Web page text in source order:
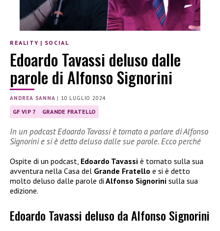
REALITY | SOCIAL
Edoardo Tavassi deluso dalle
parole di Alfonso Signorini
ANDREA SANNA | 10 LUGLIO 2024
GF VIP 7 GRANDE FRATELLO
In un podcast Edoardo Tavassi è tornato a parlare di Alfonso
Signorini e si è detto deluso dalle sue parole. Ecco perché
Ospite di un podcast, Edoardo Tavassi è tornato sulla sua
avventura nella Casa del Grande Fratello e si è detto
molto deluso dalle parole di Alfonso Signorini sulla sua
edizione.
Edoardo Tavassi deluso da Alfonso Signorini